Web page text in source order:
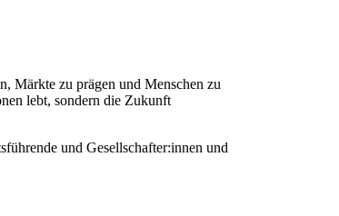
Märkte zu prägen und Menschen zu
lebt, sondern die Zukunft
und Gesellschafter:innen und